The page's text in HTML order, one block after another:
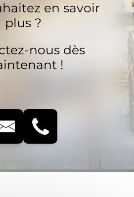
en savoir
plus ?
nous dès
!